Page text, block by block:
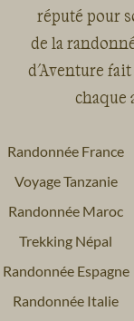
réputé pour
de la
d'Aventure
chaque
Randonnée France
Voyage Tanzanie
Randonnée Maroc
Trekking Népal
Randonnée Espagne
Randonnée Italie